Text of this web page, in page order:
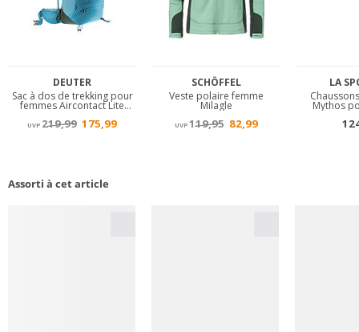
Assorti à cet article